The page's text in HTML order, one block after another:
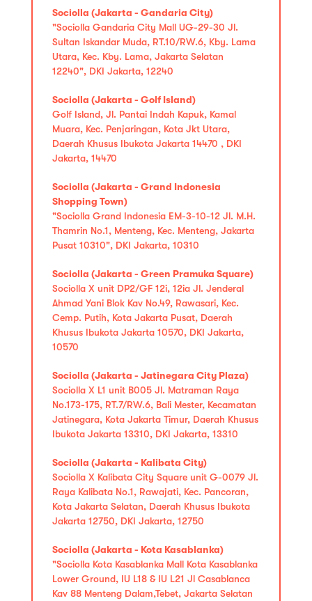
Sociolla (Jakarta - Gandaria City)
"Sociolla Gandaria City Mall UG-29-30 Jl.
Sultan Iskandar Muda, RT.10/RW.6, Kby. Lama
Utara, Kec. Kby. Lama, Jakarta Selatan
12240", DKI Jakarta, 12240
Sociolla (Jakarta - Golf Island)
Golf Island, Jl. Pantai Indah Kapuk, Kamal
Muara, Kec. Penjaringan, Kota Jkt Utara,
Daerah Khusus Ibukota Jakarta 14470 , DKI
Jakarta, 14470
Sociolla (Jakarta - Grand Indonesia
Shopping Town)
"Sociolla Grand Indonesia EM-3-10-12 Jl. M.H.
Thamrin No.1, Menteng, Kec. Menteng, Jakarta
Pusat 10310", DKI Jakarta, 10310
Sociolla (Jakarta - Green Pramuka Square)
Sociolla X unit DP2/GF 12i, 12ia Jl. Jenderal
Ahmad Yani Blok Kav No.49, Rawasari, Kec.
Cemp. Putih, Kota Jakarta Pusat, Daerah
Khusus Ibukota Jakarta 10570, DKI Jakarta,
10570
Sociolla (Jakarta - Jatinegara City Plaza)
Sociolla X L1 unit B005 Jl. Matraman Raya
No.173-175, RT.7/RW.6, Bali Mester, Kecamatan
Jatinegara, Kota Jakarta Timur, Daerah Khusus
Ibukota Jakarta 13310, DKI Jakarta, 13310
Sociolla (Jakarta - Kalibata City)
Sociolla X Kalibata City Square unit G-0079 Jl.
Raya Kalibata No.1, Rawajati, Kec. Pancoran,
Kota Jakarta Selatan, Daerah Khusus Ibukota
Jakarta 12750, DKI Jakarta, 12750
Sociolla (Jakarta - Kota Kasablanka)
"Sociolla Kota Kasablanka Mall Kota Kasablanka
Lower Ground, IU L18 & IU L21 Jl Casablanca
Kav 88 Menteng Dalam,Tebet, Jakarta Selatan